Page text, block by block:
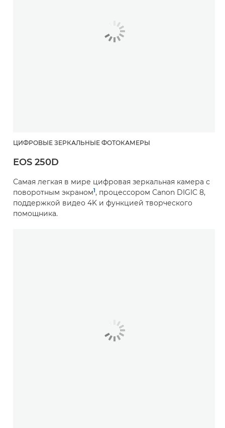
ЦИФРОВЫЕ ЗЕРКАЛЬНЫЕ ФОТОКАМЕРЫ
EOS 250D
Самая легкая в мире цифровая зеркальная камера с
поворотным экраном1, процессором Canon DIGIC 8,
поддержкой видео 4K и функцией творческого
помощника.